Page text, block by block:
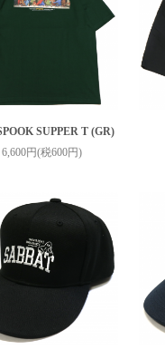
SUPPER T (GR)
6,600円(税600円)